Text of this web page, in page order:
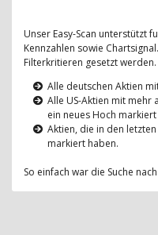
Unser Easy-Scan unterstützt
Kennzahlen sowie
Filterkritieren gesetzt
Alle deutschen Aktien
Alle US-Aktien mit mehr
ein neues Hoch
Aktien, die in den
markiert haben.
So einfach war die Suche